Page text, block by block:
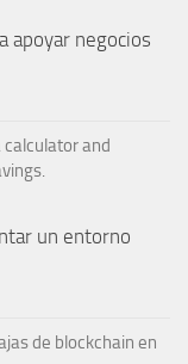
apoyar negocios
un entorno